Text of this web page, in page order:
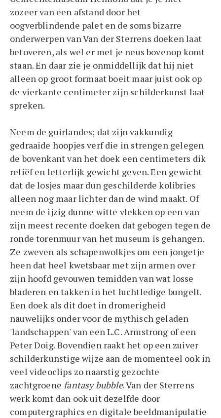
zozeer van een afstand door het
oogverblindende palet en de soms bizarre
onderwerpen van Van der Sterrens doeken laat
betoveren, als wel er met je neus bovenop komt
staan. En daar zie je onmiddellijk dat hij niet
alleen op groot formaat boeit maar juist ook op
de vierkante centimeter zijn schilderkunst laat
spreken.
Neem de guirlandes; dat zijn vakkundig
gedraaide hoopjes verf die in strengen gelegen
de bovenkant van het doek een centimeters dik
reliëf en letterlijk gewicht geven. Een gewicht
dat de losjes maar dun geschilderde kolibries
alleen nog maar lichter dan de wind maakt. Of
neem de ijzig dunne witte vlekken op een van
zijn meest recente doeken dat gebogen tegen de
ronde torenmuur van het museum is gehangen.
Ze zweven als schapenwolkjes om een jongetje
heen dat heel kwetsbaar met zijn armen over
zijn hoofd gevouwen temidden van wat losse
bladeren en takken in het luchtledige bungelt.
Een doek als dit doet in dromerigheid
nauwelijks onder voor de mythisch geladen
'landschappen' van een L.C. Armstrong of een
Peter Doig. Bovendien raakt het op een zuiver
schilderkunstige wijze aan de momenteel ook in
veel videoclips zo naarstig gezochte
zachtgroene fantasy bubble. Van der Sterrens
werk komt dan ook uit dezelfde door
computergraphics en digitale beeldmanipulatie